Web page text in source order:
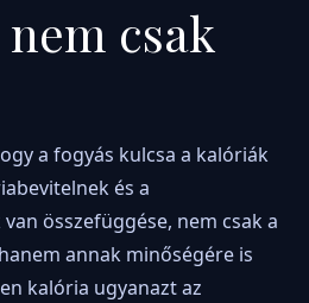
csak
a fogyás kulcsa a kalóriák
és a
összefüggése, nem csak a
annak minőségére is
kalória ugyanazt az